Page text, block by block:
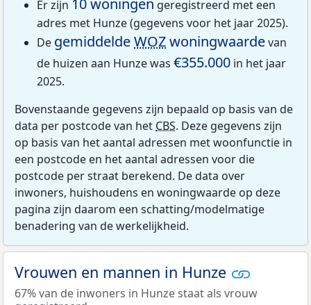
Er zijn
geregistreerd met een
adres met Hunze (gegevens voor het jaar 2025).
De gemiddeldeWOZwoningwaardevan
de huizen aan Hunze was €355.000 in het jaar
2025.
Bovenstaande gegevens zijn bepaald op basis van de
data per postcode van het CBS. Deze gegevens zijn
op basis van het aantal adressen met woonfunctie in
een postcode en het aantal adressen voor die
postcode per straat berekend. De data over
inwoners, huishoudens en woningwaarde op deze
pagina zijn daarom een schatting/modelmatige
benadering van de werkelijkheid.
Vrouwen en mannen in Hunze
67% van de inwoners in Hunze staat als vrouw